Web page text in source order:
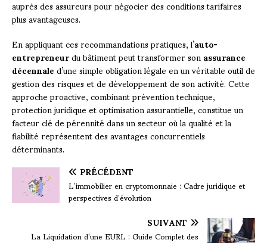
auprès des assureurs pour négocier des conditions tarifaires
plus avantageuses.
En appliquant ces recommandations pratiques, l’auto-
entrepreneurdu bâtiment peut transformer sonassurance
décennaled’une simple obligation légale en un véritable outil de
gestion des risques et de développement de son activité. Cette
approche proactive, combinant prévention technique,
protection juridique et optimisation assurantielle, constitue un
facteur clé de pérennité dans un secteur où la qualité et la
fiabilité représentent des avantages concurrentiels
déterminants.
PRÉCÉDENT
L’immobilier en cryptomonnaie : Cadre juridique et
perspectives d’évolution
SUIVANT
La Liquidation d’une EURL : Guide Complet des